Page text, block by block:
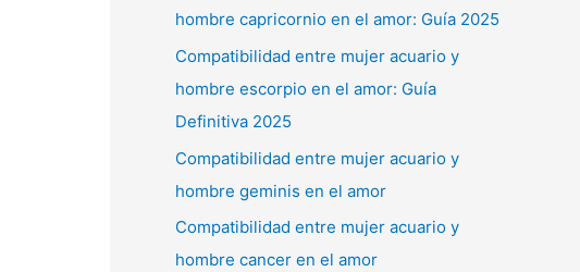
hombre capricornio en el amor: Guía 2025
Compatibilidad entre mujer acuario y
hombre escorpio en el amor: Guía
Definitiva 2025
Compatibilidad entre mujer acuario y
hombre geminis en el amor
Compatibilidad entre mujer acuario y
hombre cancer en el amor